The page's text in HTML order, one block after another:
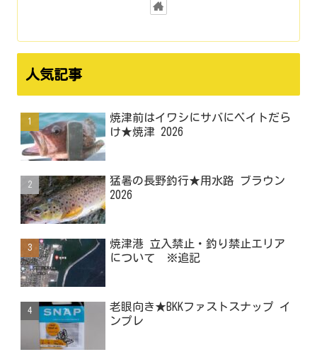
人気記事
焼津前はイワシにサバにベイトだら
け★焼津 2026
猛暑の長野釣行★用水路 ブラウン
2026
焼津港 立入禁止・釣り禁止エリア
について ※追記
老眼向き★BKKファストスナップ イ
ンプレ